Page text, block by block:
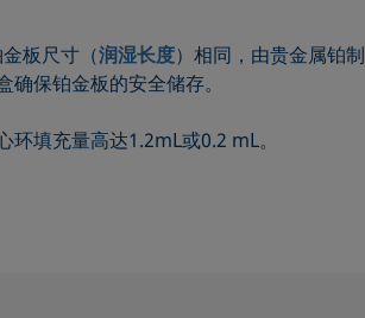
板尺寸（润湿长度）相同，由贵金属铂制
保铂金板的安全储存。
填充量高达1.2mL或0.2 mL。